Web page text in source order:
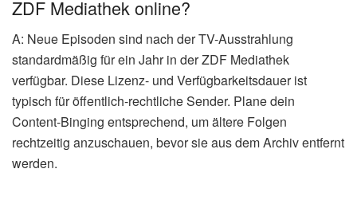
ZDF Mediathek online?
A: Neue Episoden sind nach der TV-Ausstrahlung
standardmäßig für ein Jahr in der ZDF Mediathek
verfügbar. Diese Lizenz- und Verfügbarkeitsdauer ist
typisch für öffentlich-rechtliche Sender. Plane dein
Content-Binging entsprechend, um ältere Folgen
rechtzeitig anzuschauen, bevor sie aus dem Archiv entfernt
werden.